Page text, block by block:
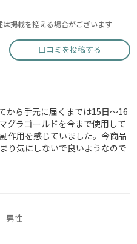
掲載を控える場合がございます
口コミを投稿する
から手元に届くまでは15日〜16
グラゴールドを今まで使用して
作用を感じていました。今商品
り気にしないで良いようなので
男性